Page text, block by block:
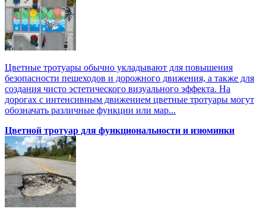
Цветные тротуары обычно укладывают для повышения
безопасности пешеходов и дорожного движения, а также для
создания чисто эстетического визуального эффекта. На
дорогах с интенсивным движением цветные тротуары могут
обозначать различные функции или мар...
Цветной тротуар для функциональности и изюминки